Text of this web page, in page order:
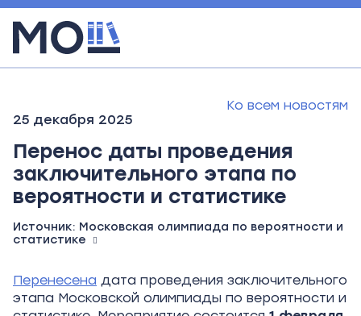
25 декабря 2025
Ко всем новостям
Перенос даты проведения
заключительного этапа по
вероятности и статистике
Источник: Московская олимпиада по вероятности и
статистике
Перенесена дата проведения заключительного
этапа Московской олимпиады по вероятности и